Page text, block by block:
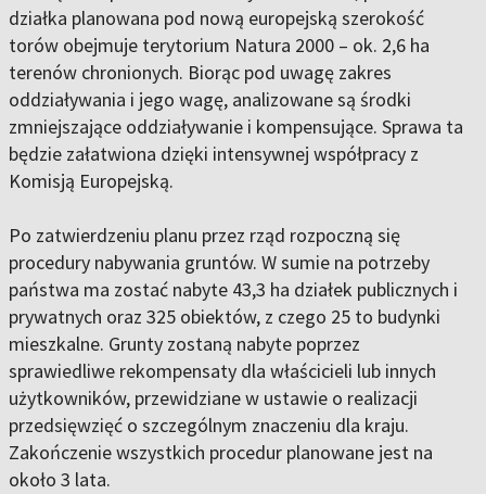
działka planowana pod nową europejską szerokość
torów obejmuje terytorium Natura 2000 – ok. 2,6 ha
terenów chronionych. Biorąc pod uwagę zakres
oddziaływania i jego wagę, analizowane są środki
zmniejszające oddziaływanie i kompensujące. Sprawa ta
będzie załatwiona dzięki intensywnej współpracy z
Komisją Europejską.
Po zatwierdzeniu planu przez rząd rozpoczną się
procedury nabywania gruntów. W sumie na potrzeby
państwa ma zostać nabyte 43,3 ha działek publicznych i
prywatnych oraz 325 obiektów, z czego 25 to budynki
mieszkalne. Grunty zostaną nabyte poprzez
sprawiedliwe rekompensaty dla właścicieli lub innych
użytkowników, przewidziane w ustawie o realizacji
przedsięwzięć o szczególnym znaczeniu dla kraju.
Zakończenie wszystkich procedur planowane jest na
około 3 lata.